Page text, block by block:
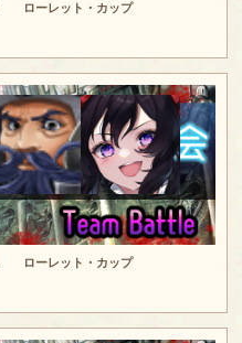
ローレット・カップ
ローレット・カップ